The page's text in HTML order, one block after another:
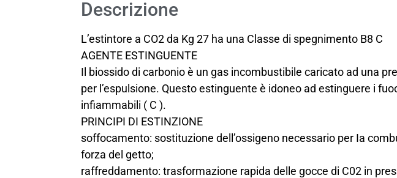
Descrizione
L’estintore a CO2 da Kg 27 ha una Classe di spegnimento B8 C
AGENTE ESTINGUENTE
Il biossido di carbonio è un gas incombustibile caricato ad una
per l’espulsione. Questo estinguente è idoneo ad estinguere i
infiammabili ( C ).
PRINCIPI DI ESTINZIONE
soffocamento: sostituzione dell’ossigeno necessario per Ia
forza del getto;
raffreddamento: trasformazione rapida delle gocce di C02 in